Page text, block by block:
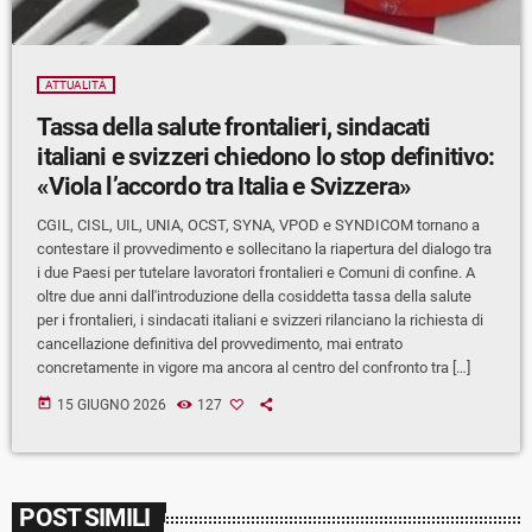
ATTUALITÀ
Tassa della salute frontalieri, sindacati
italiani e svizzeri chiedono lo stop definitivo:
«Viola l’accordo tra Italia e Svizzera»
CGIL, CISL, UIL, UNIA, OCST, SYNA, VPOD e SYNDICOM tornano a
contestare il provvedimento e sollecitano la riapertura del dialogo tra
i due Paesi per tutelare lavoratori frontalieri e Comuni di confine. A
oltre due anni dall'introduzione della cosiddetta tassa della salute
per i frontalieri, i sindacati italiani e svizzeri rilanciano la richiesta di
cancellazione definitiva del provvedimento, mai entrato
concretamente in vigore ma ancora al centro del confronto tra […]
today 15 GIUGNO 2026 127
POST SIMILI